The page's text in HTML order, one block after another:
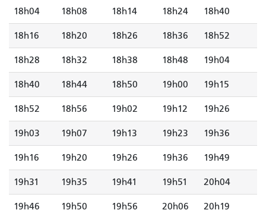
18h04 18h08 18h14 18h24 18h40
18h16 18h20 18h26 18h36 18h52
18h28 18h32 18h38 18h48 19h04
18h40 18h44 18h50 19h00 19h15
18h52 18h56 19h02 19h12 19h26
19h03 19h07 19h13 19h23 19h36
19h16 19h20 19h26 19h36 19h49
19h31 19h35 19h41 19h51 20h04
19h46 19h50 19h56 20h06 20h19